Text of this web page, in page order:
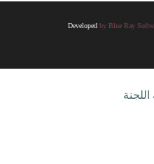
Developed by Blue Ray